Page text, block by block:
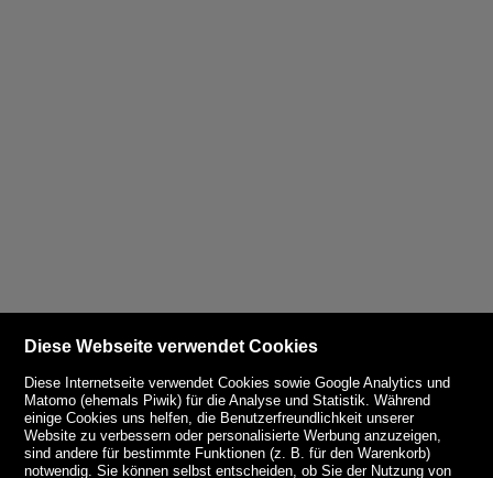
Diese Webseite verwendet Cookies
Diese Internetseite verwendet Cookies sowie Google Analytics und
Matomo (ehemals Piwik) für die Analyse und Statistik. Während
einige Cookies uns helfen, die Benutzerfreundlichkeit unserer
Website zu verbessern oder personalisierte Werbung anzuzeigen,
sind andere für bestimmte Funktionen (z. B. für den Warenkorb)
notwendig. Sie können selbst entscheiden, ob Sie der Nutzung von